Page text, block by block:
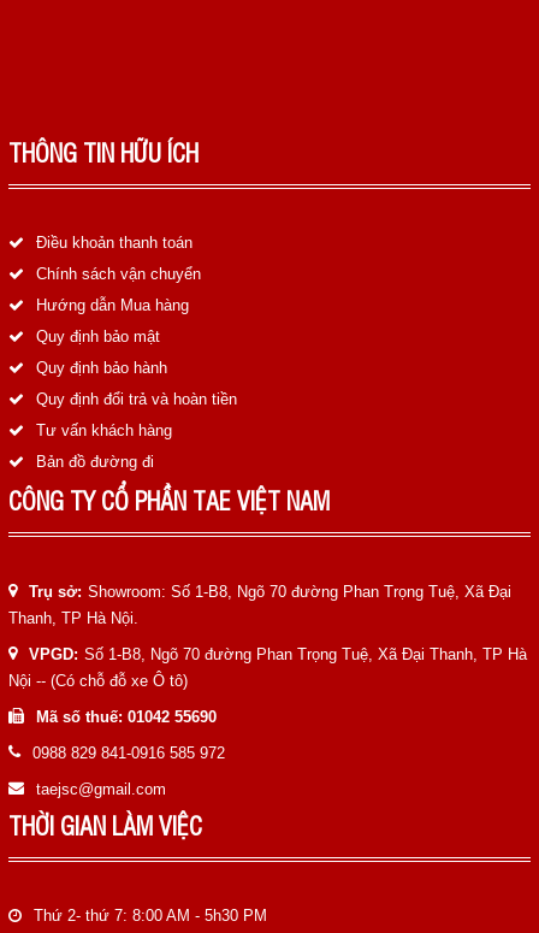
THÔNG TIN HỮU ÍCH
Điều khoản thanh toán
Chính sách vận chuyển
Hướng dẫn Mua hàng
Quy định bảo mật
Quy định bảo hành
Quy định đổi trả và hoàn tiền
Tư vấn khách hàng
Bản đồ đường đi
CÔNG TY CỔ PHẦN TAE VIỆT NAM
Trụ sở: Showroom: Số 1-B8, Ngõ 70 đường Phan Trọng Tuệ, Xã Đại
Thanh, TP Hà Nội.
VPGD: Số 1-B8, Ngõ 70 đường Phan Trọng Tuệ, Xã Đại Thanh, TP Hà
Nội -- (Có chỗ đỗ xe Ô tô)
Mã số thuế: 01042 55690
0988 829 841-0916 585 972
taejsc@gmail.com
THỜI GIAN LÀM VIỆC
Thứ 2- thứ 7: 8:00 AM - 5h30 PM